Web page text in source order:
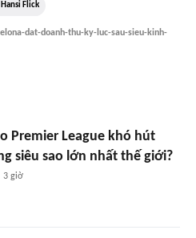
Hansi Flick
dat-doanh-thu-ky-luc-sau-sieu-kinh-
Premier League khó hút
siêu sao lớn nhất thế giới?
3 giờ